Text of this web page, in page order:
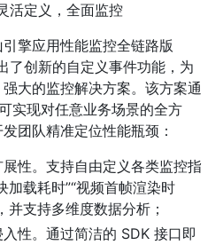
活定义，全面监控
擎应用性能监控全链路版
了创新的自定义事件功能，为
大的监控解决方案。该方案通
实现对任意业务场景的全方
团队精准定位性能瓶颈：
性。支持自由定义各类监控指
加载耗时”“视频首帧渲染时
并支持多维度数据分析；
性。通过简洁的 SDK 接口即